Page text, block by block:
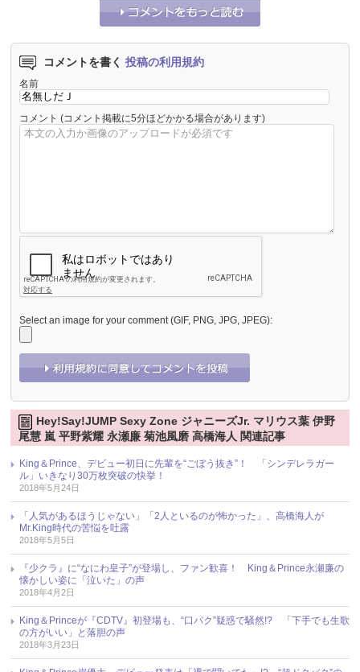
コメントを書く 投稿の利用規約
名前
コメント (コメント掲載に5分ほどかかる場合があります)
Select an image for your comment (GIF, PNG, JPG, JPEG):
Hey!Say!JUMP Sexy Zone ジャニーズJr. マリウス葉 伊野
尾慧 嵐 平野紫耀 永瀬廉 菊池風磨 高橋海人 関連記事
King＆Prince、デビュー初日に先輩を“ごぼう抜き”！ 「シンデレラガー
ル」いきなり30万枚突破の快挙！
2018年5月24日
「人気があるほうじゃない」「2人といるのが怖かった」、高橋海人が
Mr.King時代の苦悩を吐露
2018年5月5日
『少クラ』に“なにわ皇子”が登場し、ファン歓喜！ King＆Prince永瀬廉の
懐かしい姿に「泣いた」の声
2018年4月2日
King＆Princeが『CDTV』初登場も、“口パク”疑惑で騒然!? 「下手でも生歌
の方がいい」と落胆の声
2018年3月23日